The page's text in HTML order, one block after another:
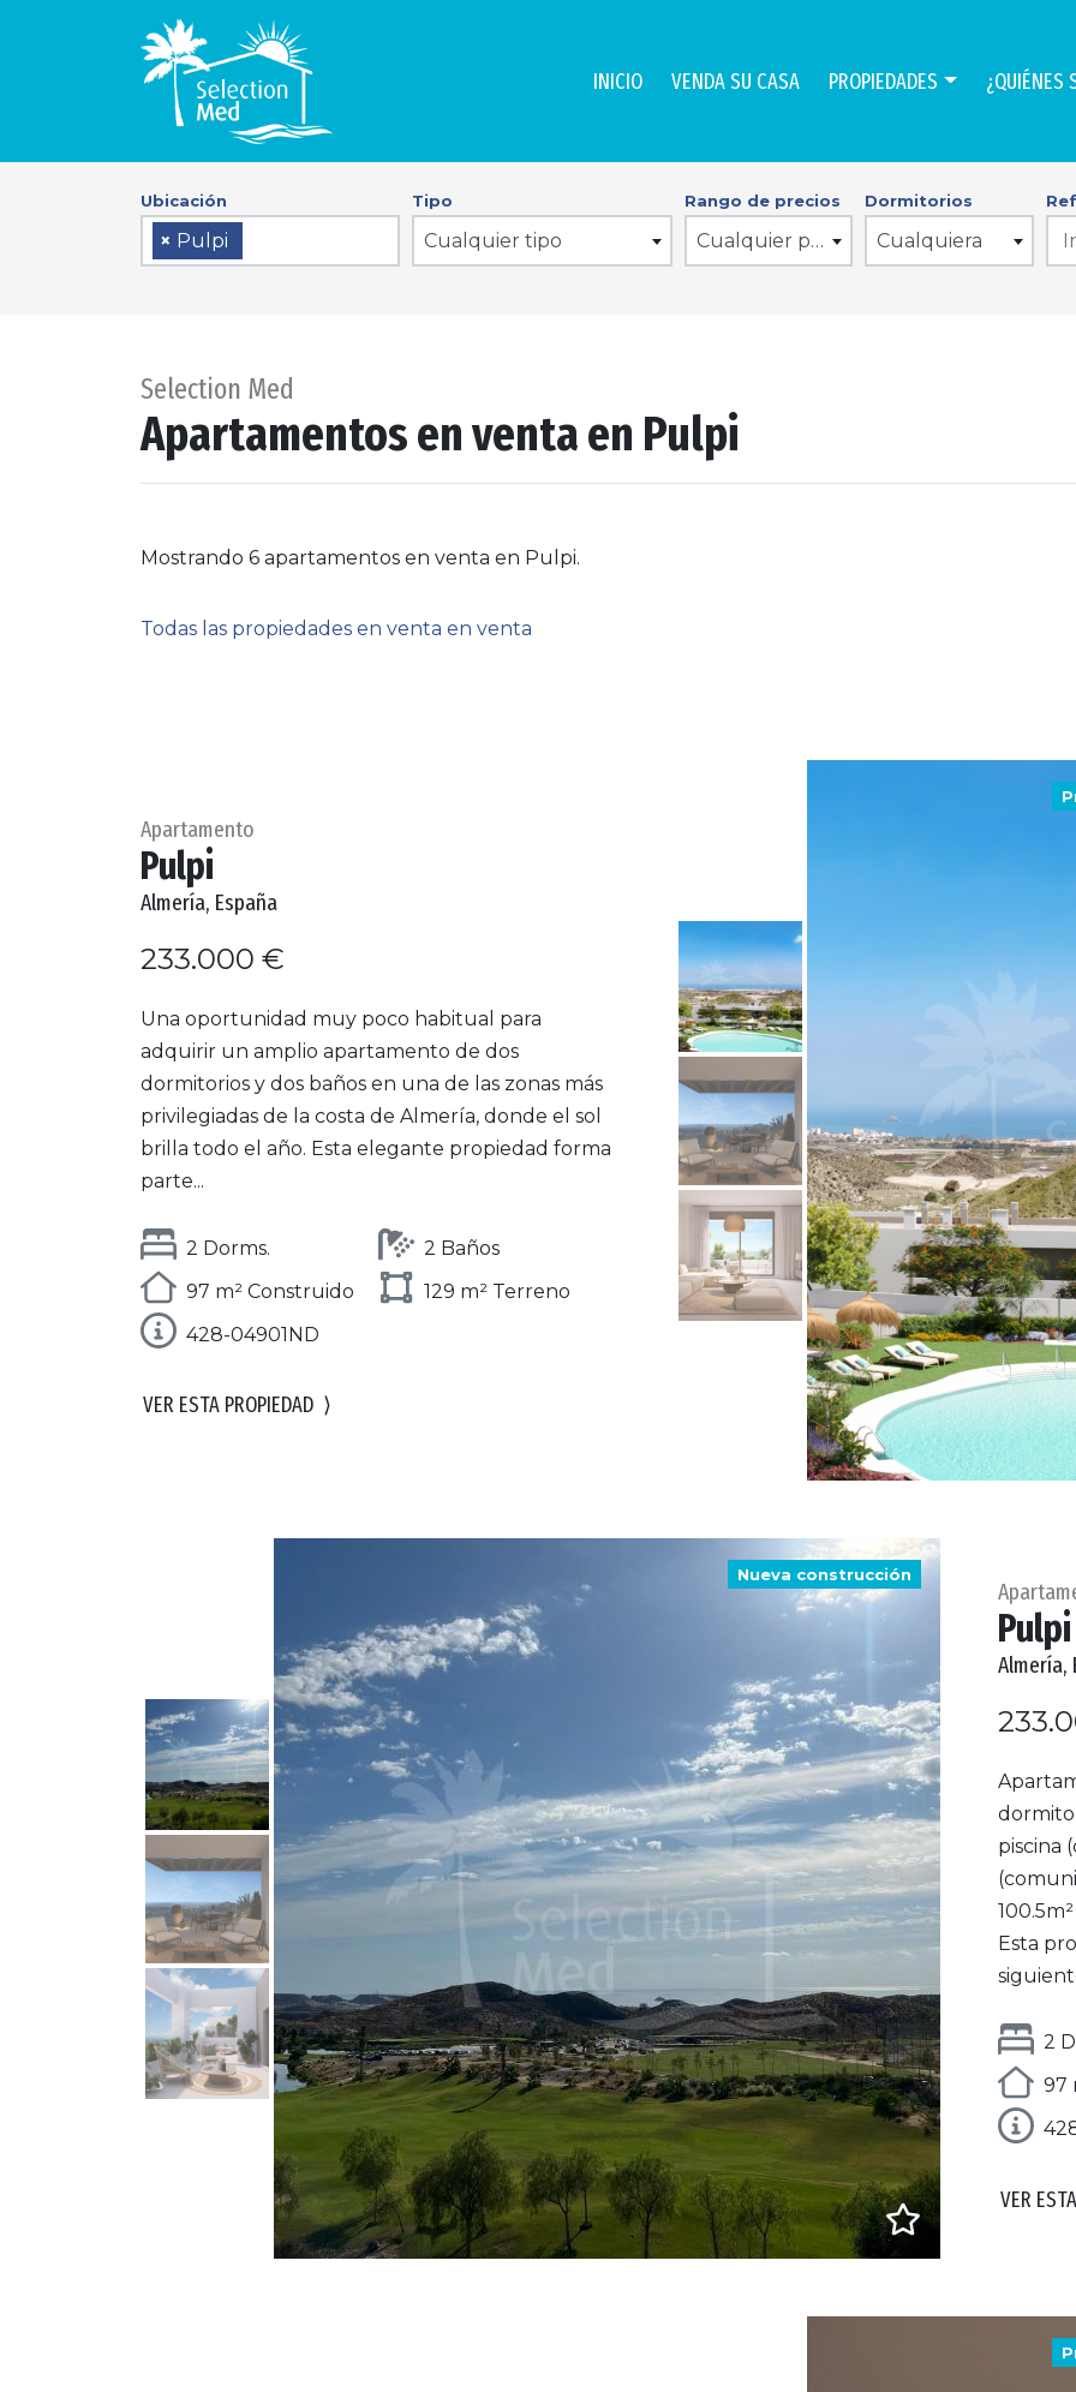
INICIO VENDA SU CASA PROPIEDADES ¿QUIÉNES
Ubicación
× Pulpi
Tipo
Cualquier tipo
Rango de precios
Cualquier precio
Dormitorios
Cualquiera
Selection Med
Apartamentos en venta en Pulpi
Mostrando 6 apartamentos en venta en Pulpi.
Todas las propiedades en venta en venta
Apartamento
Pulpi
Almería, España
233.000 €
Una oportunidad muy poco habitual para
adquirir un amplio apartamento de dos
dormitorios y dos baños en una de las zonas más
privilegiadas de la costa de Almería, donde el sol
brilla todo el año. Esta elegante propiedad forma
parte...
2 Dorms.
2 Baños
97 m² Construido
129 m² Terreno
428-04901ND
VER ESTA PROPIEDAD ⟩
Nueva construcción
Pulpi
Almería,
piscina
Esta
2
97
VER